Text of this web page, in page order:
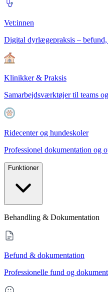
Vet:innen
Digital dyrlægepraksis – befund,
Klinikker & Praksis
Samarbejdsværktøjer til teams
Ridecenter og hundeskoler
Professionel dokumentation og
Funktioner
Behandling & Dokumentation
Befund & dokumentation
Professionelle fund og